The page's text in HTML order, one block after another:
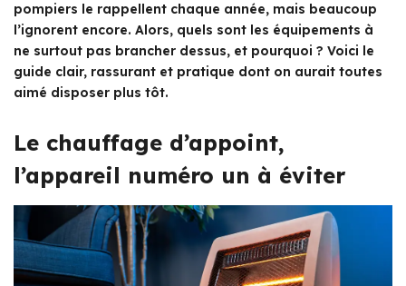
pompiers le rappellent chaque année, mais beaucoup
l’ignorent encore. Alors, quels sont les équipements à
ne surtout pas brancher dessus, et pourquoi ? Voici le
guide clair, rassurant et pratique dont on aurait toutes
aimé disposer plus tôt.
Le chauffage d’appoint,
l’appareil numéro un à éviter